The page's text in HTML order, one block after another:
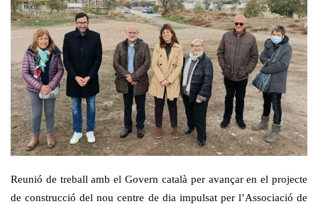
Reunió de treball amb el Govern català per avançar en el projecte
de construcció del nou centre de dia impulsat per l’Associació de